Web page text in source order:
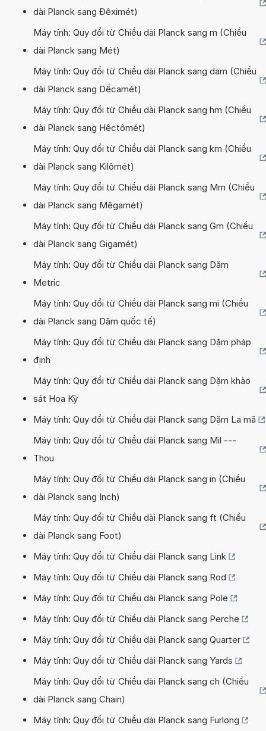
dài Planck sang Đêximét)
Máy tính: Quy đổi từ Chiều dài Planck sang m (Chiều
dài Planck sang Mét)
Máy tính: Quy đổi từ Chiều dài Planck sang dam (Chiều
dài Planck sang Dềcamét)
Máy tính: Quy đổi từ Chiều dài Planck sang hm (Chiều
dài Planck sang Hêctômét)
Máy tính: Quy đổi từ Chiều dài Planck sang km (Chiều
dài Planck sang Kilômét)
Máy tính: Quy đổi từ Chiều dài Planck sang Mm (Chiều
dài Planck sang Mêgamét)
Máy tính: Quy đổi từ Chiều dài Planck sang Gm (Chiều
dài Planck sang Gigamét)
Máy tính: Quy đổi từ Chiều dài Planck sang Dặm
Metric
Máy tính: Quy đổi từ Chiều dài Planck sang mi (Chiều
dài Planck sang Dặm quốc tế)
Máy tính: Quy đổi từ Chiều dài Planck sang Dặm pháp
định
Máy tính: Quy đổi từ Chiều dài Planck sang Dặm khảo
sát Hoa Kỳ
Máy tính: Quy đổi từ Chiều dài Planck sang Dặm La mã
Máy tính: Quy đổi từ Chiều dài Planck sang Mil ---
Thou
Máy tính: Quy đổi từ Chiều dài Planck sang in (Chiều
dài Planck sang Inch)
Máy tính: Quy đổi từ Chiều dài Planck sang ft (Chiều
dài Planck sang Foot)
Máy tính: Quy đổi từ Chiều dài Planck sang Link
Máy tính: Quy đổi từ Chiều dài Planck sang Rod
Máy tính: Quy đổi từ Chiều dài Planck sang Pole
Máy tính: Quy đổi từ Chiều dài Planck sang Perche
Máy tính: Quy đổi từ Chiều dài Planck sang Quarter
Máy tính: Quy đổi từ Chiều dài Planck sang Yards
Máy tính: Quy đổi từ Chiều dài Planck sang ch (Chiều
dài Planck sang Chain)
Máy tính: Quy đổi từ Chiều dài Planck sang Furlong